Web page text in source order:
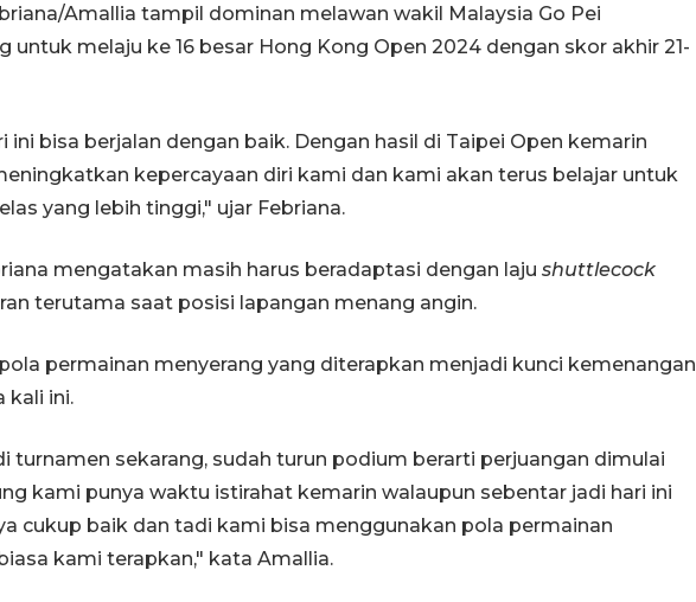
Amallia tampil dominan melawan wakil Malaysia Go Pei
untuk melaju ke 16 besar Hong Kong Open 2024 dengan skor akhir 21-
ini bisa berjalan dengan baik. Dengan hasil di Taipei Open kemarin
kepercayaan diri kami dan kami akan terus belajar untuk
yang lebih tinggi," ujar Febriana.
mengatakan masih harus beradaptasi dengan laju shuttlecock
terutama saat posisi lapangan menang angin.
permainan menyerang yang diterapkan menjadi kunci kemenangan
kali ini.
turnamen sekarang, sudah turun podium berarti perjuangan dimulai
kami punya waktu istirahat kemarin walaupun sebentar jadi hari ini
cukup baik dan tadi kami bisa menggunakan pola permainan
kami terapkan," kata Amallia.